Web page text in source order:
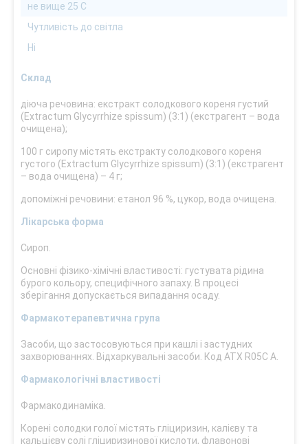
не вище 25 С
Чутливість до світла
Ні
Склад
діюча речовина: екстракт солодкового кореня густий
(Extractum Glycyrrhize spissum) (3:1) (екстрагент – вода
очищена);
100 г сиропу містять екстракту солодкового кореня
густого (Extractum Glycyrrhize spissum) (3:1) (екстрагент
– вода очищена) – 4 г;
допоміжні речовини: етанол 96 %, цукор, вода очищена.
Лікарська форма
Сироп.
Основні фізико-хімічні властивості: густувата рідина
бурого кольору, специфічного запаху. В процесі
зберігання допускається випадання осаду.
Фармакотерапевтична група
Засоби, що застосовуються при кашлі і застудних
захворюваннях. Відхаркувальні засоби. Код АТХ R05С А.
Фармакологічні властивості
Фармакодинаміка.
Корені солодки голої містять гліциризин, калієву та
кальцієву солі гліциризинової кислоти, флавонові